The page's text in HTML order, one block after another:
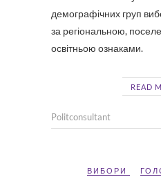
демографічних груп
за регіональною,
освітньою ознаками.
READ
Politconsultant
ВИБОРИ